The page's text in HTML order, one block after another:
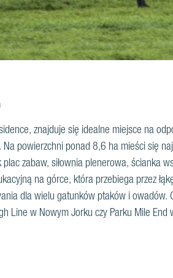
znajduje się idealne miejsce na
powierzchni ponad 8,6 ha mieści się
zabaw, siłownia plenerowa, ścianka
na górce, która przebiega przez
dla wielu gatunków ptaków i owadów.
Line w Nowym Jorku czy Parku Mile End